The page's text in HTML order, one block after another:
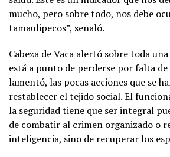
mucho, pero sobre todo, nos debe
tamaulipecos”, señaló.
Cabeza de Vaca alertó sobre toda
está a punto de perderse por falta
lamentó, las pocas acciones que se
restablecer el tejido social. El
la seguridad tiene que ser integral
de combatir al crimen organizado o
inteligencia, sino de recuperar los